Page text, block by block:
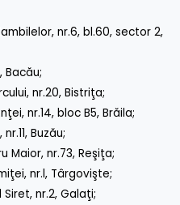
Zambilelor, nr.6, bl.60, sector 2,
Bacău;
nr.20, Bistriţa;
nr.14, bloc B5, Brăila;
Buzău;
Maior, nr.73, Reşiţa;
nr.l, Târgovişte;
Siret, nr.2, Galaţi;